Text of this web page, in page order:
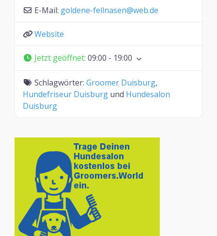
E-Mail: goldene-fellnasen@web.de
Website
Jetzt geöffnet: 09:00 - 19:00
Schlagwörter: Groomer Duisburg,
Hundefriseur Duisburg und Hundesalon
Duisburg